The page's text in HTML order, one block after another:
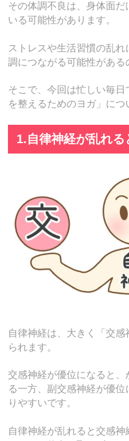
その体調不良は、身体面
いる可能性があります。
ストレスや生活習慣の乱
調につながる可能性がある
そこで、今回は忙しい毎
を整えるためのヨガ」につ
1.自律神経が乱れる
自律神経は、大きく「交
られます。
交感神経が優位になると
る一方、副交感神経が優
りやすいです。
自律神経が乱れると交感神